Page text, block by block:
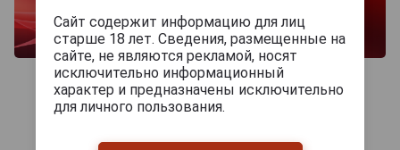
Сайт содержит информацию для лиц
старше 18 лет. Сведения, размещенные на
сайте, не являются рекламой, носят
исключительно информационный
характер и предназначены исключительно
для личного пользования.